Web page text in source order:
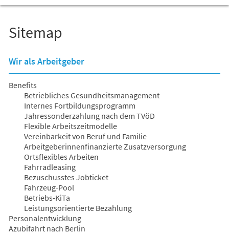
Sitemap
Wir als Arbeitgeber
Benefits
Betriebliches Gesundheitsmanagement
Internes Fortbildungsprogramm
Jahressonderzahlung nach dem TVöD
Flexible Arbeitszeitmodelle
Vereinbarkeit von Beruf und Familie
Arbeitgeberinnenfinanzierte Zusatzversorgung
Ortsflexibles Arbeiten
Fahrradleasing
Bezuschusstes Jobticket
Fahrzeug-Pool
Betriebs-KiTa
Leistungsorientierte Bezahlung
Personalentwicklung
Azubifahrt nach Berlin